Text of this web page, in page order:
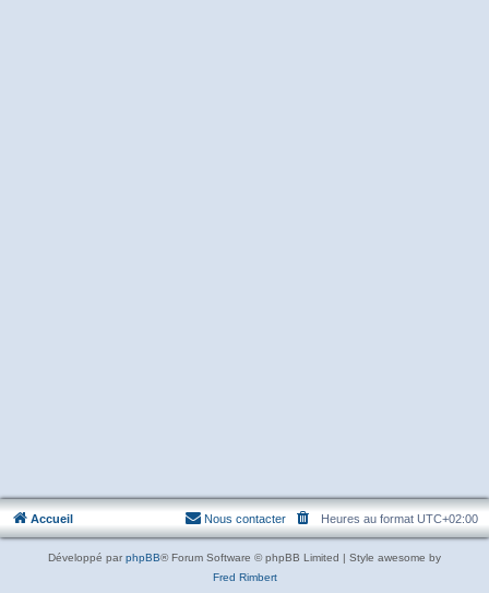
Accueil Heures au format UTC+02:00
Nous contacter
Développé par phpBB® Forum Software © phpBB Limited | Style awesome by
Fred Rimbert